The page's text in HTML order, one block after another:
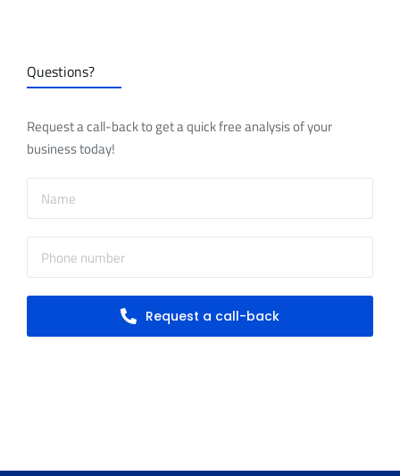
Questions?
Request a call-back to get a quick free analysis of your
business today!
Request a call-back